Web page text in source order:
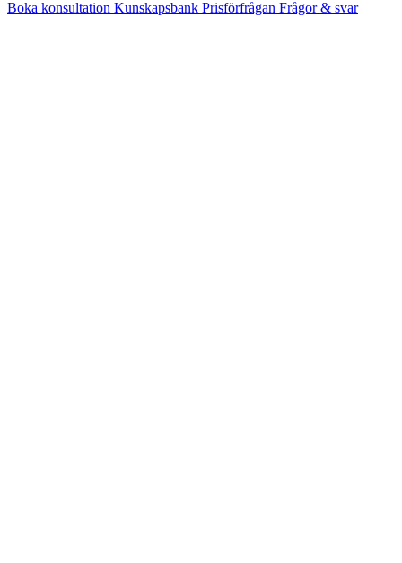
Boka konsultation Kunskapsbank Prisförfrågan Frågor & svar